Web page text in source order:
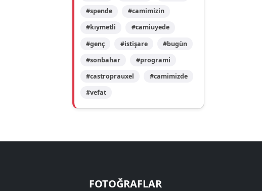
#spende
#camimizin
#kıymetli
#camiuyede
#genç
#istişare
#bugün
#sonbahar
#programi
#castroprauxel
#camimizde
#vefat
FOTOĞRAFLAR